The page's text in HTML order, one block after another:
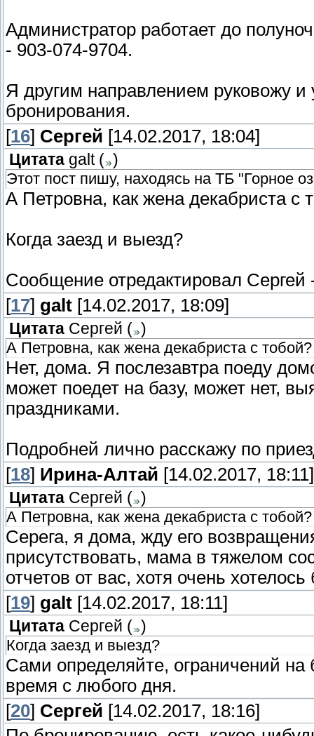
Администратор работает до
- 903-074-9704.
Я другим направлением руковожу и
бронирования.
[16] Сергей [14.02.2017, 18:04]
Цитата galt( )
Этот пост пишу, находясь на ТБ "Горное
А Петровна, как жена декабриста с
Когда заезд и выезд?
Сообщение отредактировал Сергей
[17] galt [14.02.2017, 18:09]
Цитата Сергей ( )
А Петровна, как жена декабриста с тобой?
Нет, дома. Я послезавтра поеду
может поедет на базу, может нет,
праздниками.
Подробней лично расскажу по
[18] Ирина-Алтай [14.02.2017, 18:11]
Цитата Сергей ( )
А Петровна, как жена декабриста с тобой?
Серега, я дома, жду его
присутствовать, мама в тяжелом
отчетов от вас, хотя очень
[19] galt [14.02.2017, 18:11]
Цитата Сергей ( )
Когда заезд и выезд?
Сами определяйте, ограничений на
время с любого дня.
[20] Сергей [14.02.2017, 18:16]